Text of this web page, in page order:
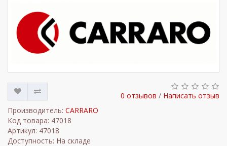
0 отзывов / Написать отзыв
Производитель: CARRARO
Код товара: 47018
Артикул: 47018
Доступность: На складе